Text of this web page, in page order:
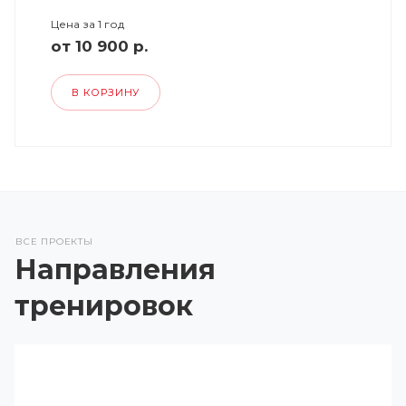
Цена за 1 год
от 10 900 р.
В КОРЗИНУ
ВСЕ ПРОЕКТЫ
Направления
тренировок